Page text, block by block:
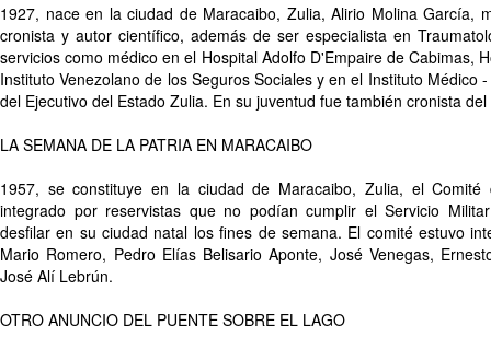
1927, nace en la ciudad de Maracaibo, Zulia, Alirio Molina García,
cronista y autor científico, además de ser especialista en
servicios como médico en el Hospital Adolfo D'Empaire de Cabimas,
Instituto Venezolano de los Seguros Sociales y en el Instituto Médico
del Ejecutivo del Estado Zulia. En su juventud fue también cronista
LA SEMANA DE LA PATRIA EN MARACAIBO
1957, se constituye en la ciudad de Maracaibo, Zulia, el
integrado por reservistas que no podían cumplir el Servicio
desfilar en su ciudad natal los fines de semana. El comité estuvo
Mario Romero, Pedro Elías Belisario Aponte, José Venegas,
José Alí Lebrún.
OTRO ANUNCIO DEL PUENTE SOBRE EL LAGO